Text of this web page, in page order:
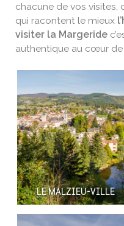
chacune de vos visites,
qui racontent le mieux
visiter la Margeride
authentique au cœur de
LE MALZIEU-VILLE